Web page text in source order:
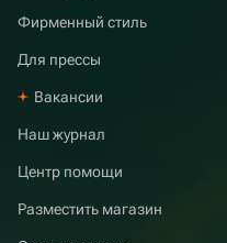
Фирменный стиль
Для прессы
Вакансии
Наш журнал
Центр помощи
Разместить магазин